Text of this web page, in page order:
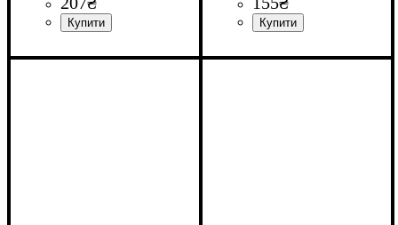
2835SMD
44SMD